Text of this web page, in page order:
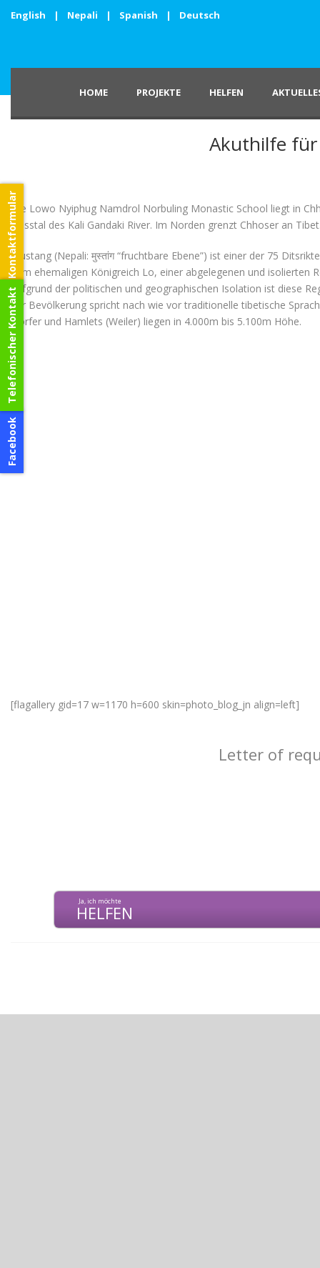
English | Nepali | Spanish | Deutsch
HOME PROJEKTE HELFEN
Akuthilfe für
Die Lowo Nyiphug Namdrol Norbuling Monastic School liegt in
Flusstal des Kali Gandaki River. Im Norden grenzt Chhoser an
Mustang (Nepali: मुस्तांग “fruchtbare Ebene”) ist einer der 75
dem ehemaligen Königreich Lo, einer abgelegenen und isolierten
aufgrund der politischen und geographischen Isolation ist diese
der Bevölkerung spricht nach wie vor traditionelle tibetische
Dörfer und Hamlets (Weiler) liegen in 4.000m bis 5.100m Höhe.
[flagallery gid=17 w=1170 h=600 skin=photo_blog_jn align=left]
Letter of
Ja, ich möchte
HELFEN
Facebook
Kontaktformular
Telefonischer Kontakt